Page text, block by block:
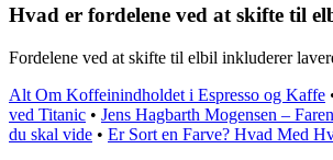
Hvad er fordelene ved at skifte til
Fordelene ved at skifte til elbil inkluderer
Alt Om Koffeinindholdet i Espresso og Kaffe
ved Titanic • Jens Hagbarth Mogensen –
du skal vide • Er Sort en Farve? Hvad Med